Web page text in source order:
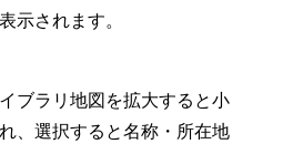
示されます。
ブラリ地図を拡大すると小
、選択すると名称・所在地